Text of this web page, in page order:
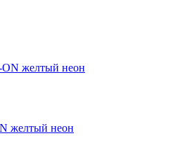
желтый неон